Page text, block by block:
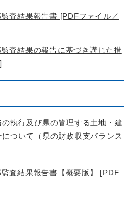
査結果報告書 [PDFファイル／
査結果の報告に基づき講じた措
執行及び県の管理する土地・建
ついて（県の財政収支バランス
査結果報告書【概要版】 [PDF